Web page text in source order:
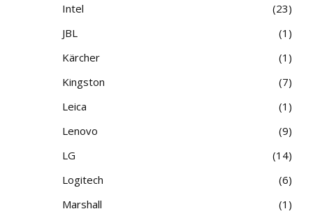
Intel
23
JBL
1
Kärcher
1
Kingston
7
Leica
1
Lenovo
9
LG
14
Logitech
6
Marshall
1